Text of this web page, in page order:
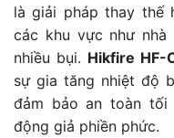
là giải pháp thay thế
các khu vực như
nhiều bụi. Hikfire HF-
sự gia tăng nhiệt độ
đảm bảo an toàn
động giả phiền phức.